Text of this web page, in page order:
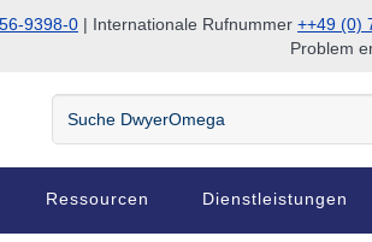
9398-0 | Internationale Rufnummer ++49 (0)
Problem
Suche
DwyerOmega
Ressourcen Dienstleistungen